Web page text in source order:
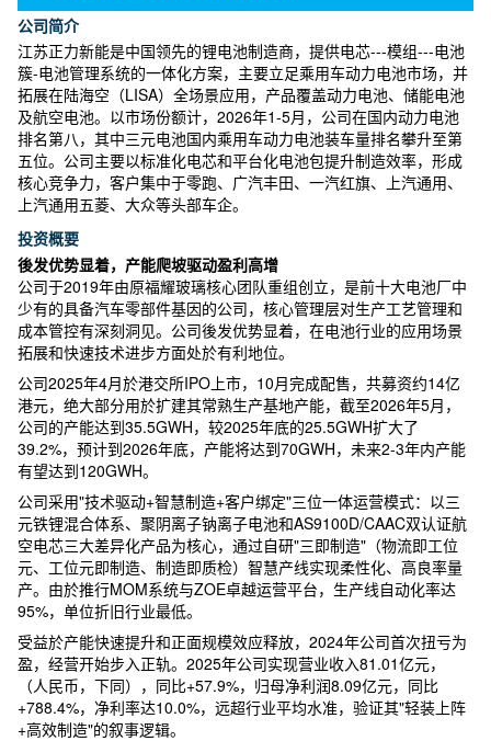
公司简介
江苏正力新能是中国领先的锂电池制造商，提供电芯---模组---电池
簇-电池管理系统的一体化方案，主要立足乘用车动力电池市场，并
拓展在陆海空（LISA）全场景应用，产品覆盖动力电池、储能电池
及航空电池。以市场份额计，2026年1-5月，公司在国内动力电池
排名第八，其中三元电池国内乘用车动力电池装车量排名攀升至第
五位。公司主要以标准化电芯和平台化电池包提升制造效率，形成
核心竞争力，客户集中于零跑、广汽丰田、一汽红旗、上汽通用、
上汽通用五菱、大众等头部车企。
投资概要
後发优势显着，产能爬坡驱动盈利高增
公司于2019年由原福耀玻璃核心团队重组创立，是前十大电池厂中
少有的具备汽车零部件基因的公司，核心管理层对生产工艺管理和
成本管控有深刻洞见。公司後发优势显着，在电池行业的应用场景
拓展和快速技术进步方面处於有利地位。
公司2025年4月於港交所IPO上市，10月完成配售，共募资约14亿
港元，绝大部分用於扩建其常熟生产基地产能，截至2026年5月，
公司的产能达到35.5GWH，较2025年底的25.5GWH扩大了
39.2%，预计到2026年底，产能将达到70GWH，未来2-3年内产能
有望达到120GWH。
公司采用"技术驱动+智慧制造+客户绑定"三位一体运营模式：以三
元铁锂混合体系、聚阴离子钠离子电池和AS9100D/CAAC双认证航
空电芯三大差异化产品为核心，通过自研"三即制造"（物流即工位
元、工位元即制造、制造即质检）智慧产线实现柔性化、高良率量
产。由於推行MOM系统与ZOE卓越运营平台，生产线自动化率达
95%，单位折旧行业最低。
受益於产能快速提升和正面规模效应释放，2024年公司首次扭亏为
盈，经营开始步入正轨。2025年公司实现营业收入81.01亿元，
（人民币，下同），同比+57.9%，归母净利润8.09亿元，同比
+788.4%，净利率达10.0%，远超行业平均水准，验证其"轻装上阵
+高效制造"的叙事逻辑。